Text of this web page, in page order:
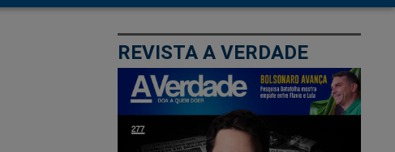
REVISTA A VERDADE